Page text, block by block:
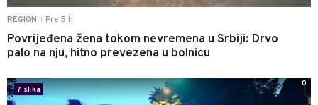
REGION Pre 5 h
Povrijeđena žena tokom nevremena u Srbiji: Drvo
palo na nju, hitno prevezena u bolnicu
7 slika
0